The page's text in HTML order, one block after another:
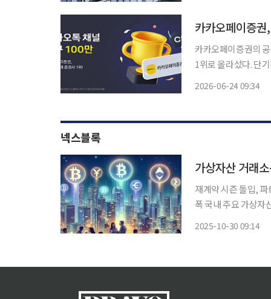
카카오페이증
카카오페이증권의
1위로 올라섰다. 단
2026-06-24 09:34
넥스블록
가상자산 거래
재계약 시즌 돌입,
폭 국내 주요 가상자산 거래소들이 잇따라 은행과 실명확인계정 계약에 나서고 있다. 2021년
2025-10-30 09:14